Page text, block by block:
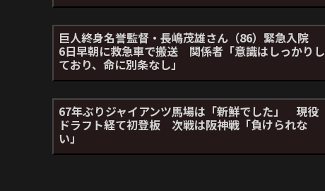
巨人終身名誉監督・長嶋茂雄さん（86）緊急入院
6日早朝に救急車で搬送 関係者「意識はしっかりし
ており、命に別条なし」
67年ぶりジャイアンツ馬場は「新鮮でした」 現役
ドラフト経て初登板 次戦は阪神戦「負けられな
い」